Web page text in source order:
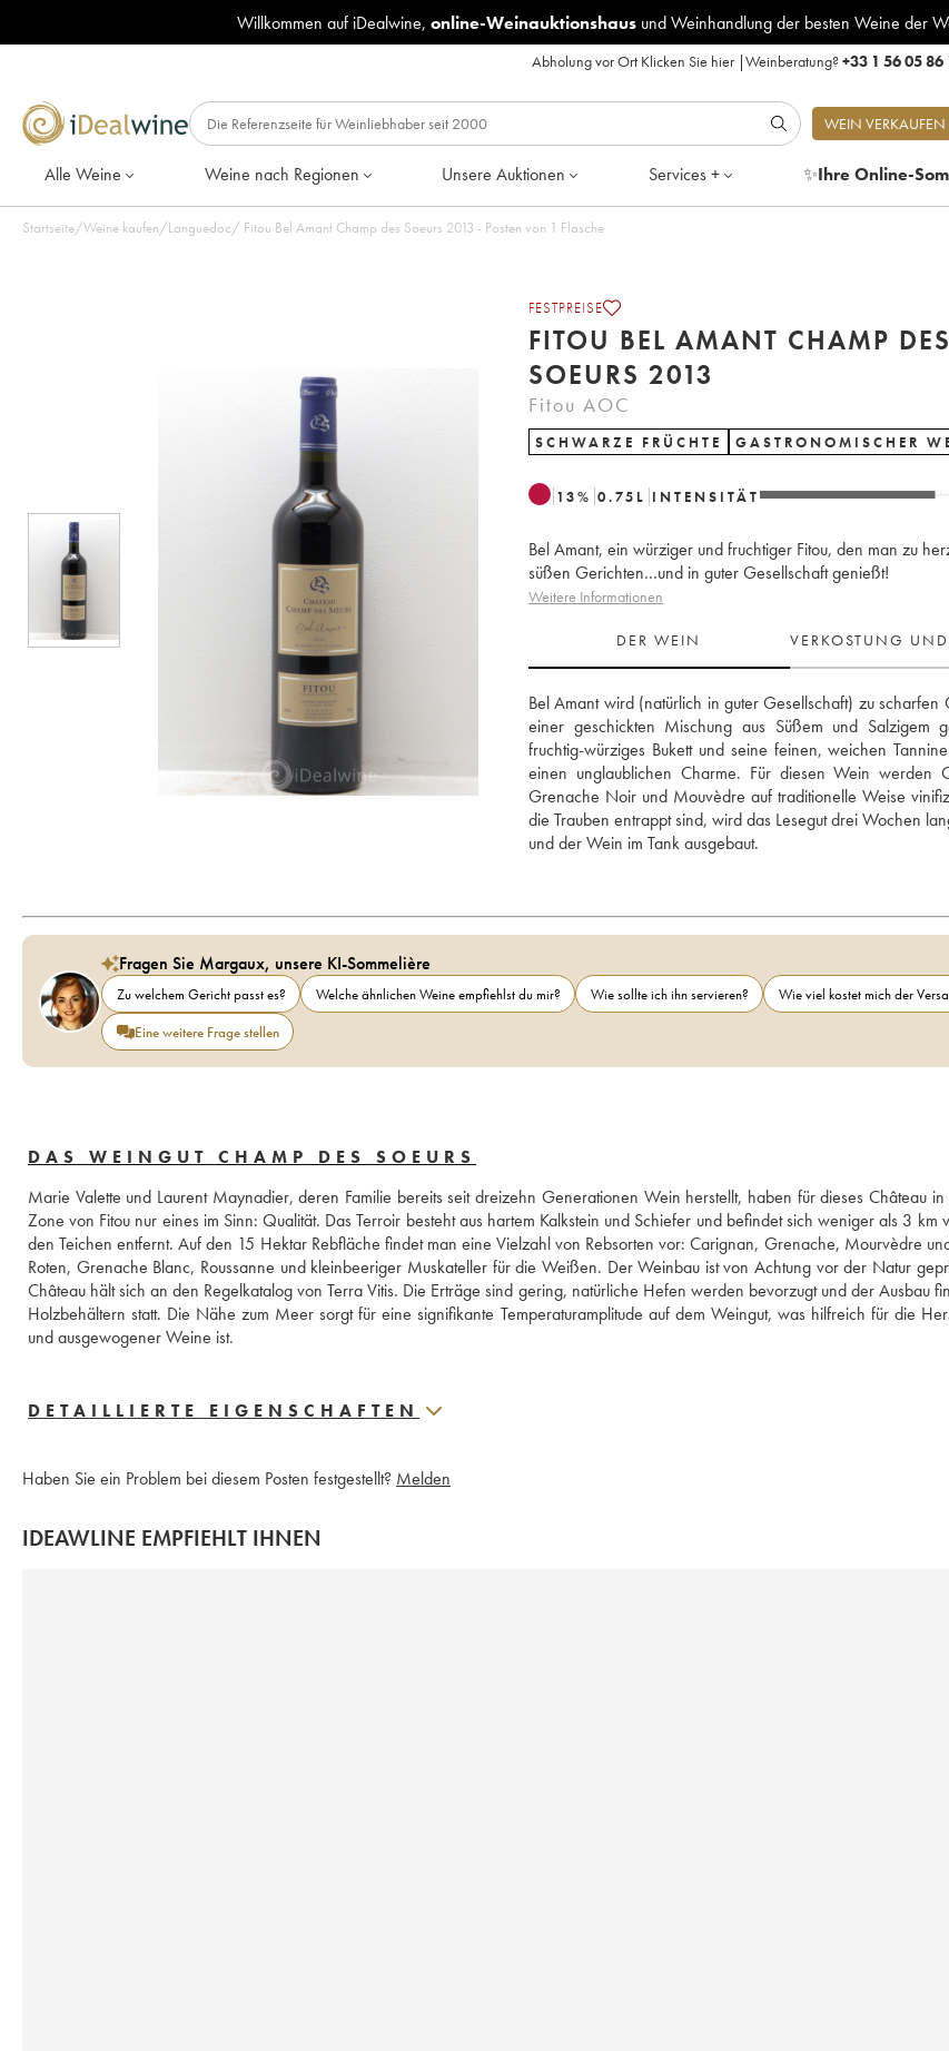
Willkommen auf iDealwine, online-Weinauktionshausund Weinhandlung der besten Weine der
Abholung vor Ort Klicken Sie hier|Weinberatung?+33 1 56 05 86
WEIN VERKAUFEN
Alle Weine Weine nach Regionen Unsere Auktionen Services + ✨Ihre Online-
Startseite/Weine kaufen/Languedoc/ Fitou Bel Amant Champ des Soeurs 2013 - Posten von 1 Flasche
FESTPREISE
FITOU BEL AMANT CHAMP DES
SOEURS 2013
Fitou AOC
SCHWARZE FRÜCHTE GASTRONOMISCHER
13% 0.75 L INTENSITÄT
Bel Amant, ein würziger und fruchtiger Fitou, den man zu
süßen Gerichten…und in guter Gesellschaft genießt!
Weitere Informationen
DER WEIN VERKOSTUNG
Bel Amant wird (natürlich in guter Gesellschaft) zu scharfen
einer geschickten Mischung aus Süßem und Salzigem
fruchtig-würziges Bukett und seine feinen, weichen
einen unglaublichen Charme. Für diesen Wein werden
Grenache Noir und Mouvèdre auf traditionelle Weise
die Trauben entrappt sind, wird das Lesegut drei Wochen
und der Wein im Tank ausgebaut.
Fragen Sie Margaux, unsere KI-Sommelière
Zu welchem Gericht passt es? Welche ähnlichen Weine empfiehlst du mir? Wie sollte ich ihn servieren?
Wie viel kostet mich der
Eine weitere Frage stellen
DAS WEINGUT CHAMP DES SOEURS
Marie Valette und Laurent Maynadier, deren Familie bereits seit dreizehn Generationen Wein herstellt, haben für dieses Château in
Zone von Fitou nur eines im Sinn: Qualität. Das Terroir besteht aus hartem Kalkstein und Schiefer und befindet sich weniger als 3 km
den Teichen entfernt. Auf den 15 Hektar Rebfläche findet man eine Vielzahl von Rebsorten vor: Carignan, Grenache, Mourvèdre
Roten, Grenache Blanc, Roussanne und kleinbeeriger Muskateller für die Weißen. Der Weinbau ist von Achtung vor der Natur
Château hält sich an den Regelkatalog von Terra Vitis. Die Erträge sind gering, natürliche Hefen werden bevorzugt und der Ausbau
Holzbehältern statt. Die Nähe zum Meer sorgt für eine signifikante Temperaturamplitude auf dem Weingut, was hilfreich für die
und ausgewogener Weine ist.
DETAILLIERTE EIGENSCHAFTEN
Haben Sie ein Problem bei diesem Posten festgestellt? Melden
IDEAWLINE EMPFIEHLT IHNEN